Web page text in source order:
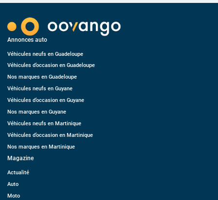
Annonces auto
Véhicules neufs en Guadeloupe
Véhicules d’occasion en Guadeloupe
Nos marques en Guadeloupe
Véhicules neufs en Guyane
Véhicules d’occasion en Guyane
Nos marques en Guyane
Véhicules neufs en Martinique
Véhicules d’occasion en Martinique
Nos marques en Martinique
Magazine
Actualité
Auto
Moto